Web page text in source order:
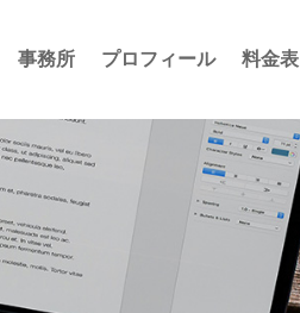
事務所 プロフィール 料金表